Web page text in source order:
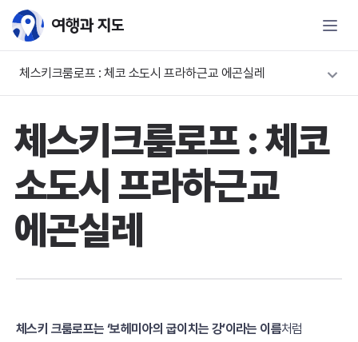
체스키크룸로프 : 체코 소도시 프라하근교 에곤실레
체스키크룸로프 : 체코
소도시 프라하근교
에곤실레
체스키 크룸로프는 ‘보헤미아의 굽이치는 강’이라는 이름처럼